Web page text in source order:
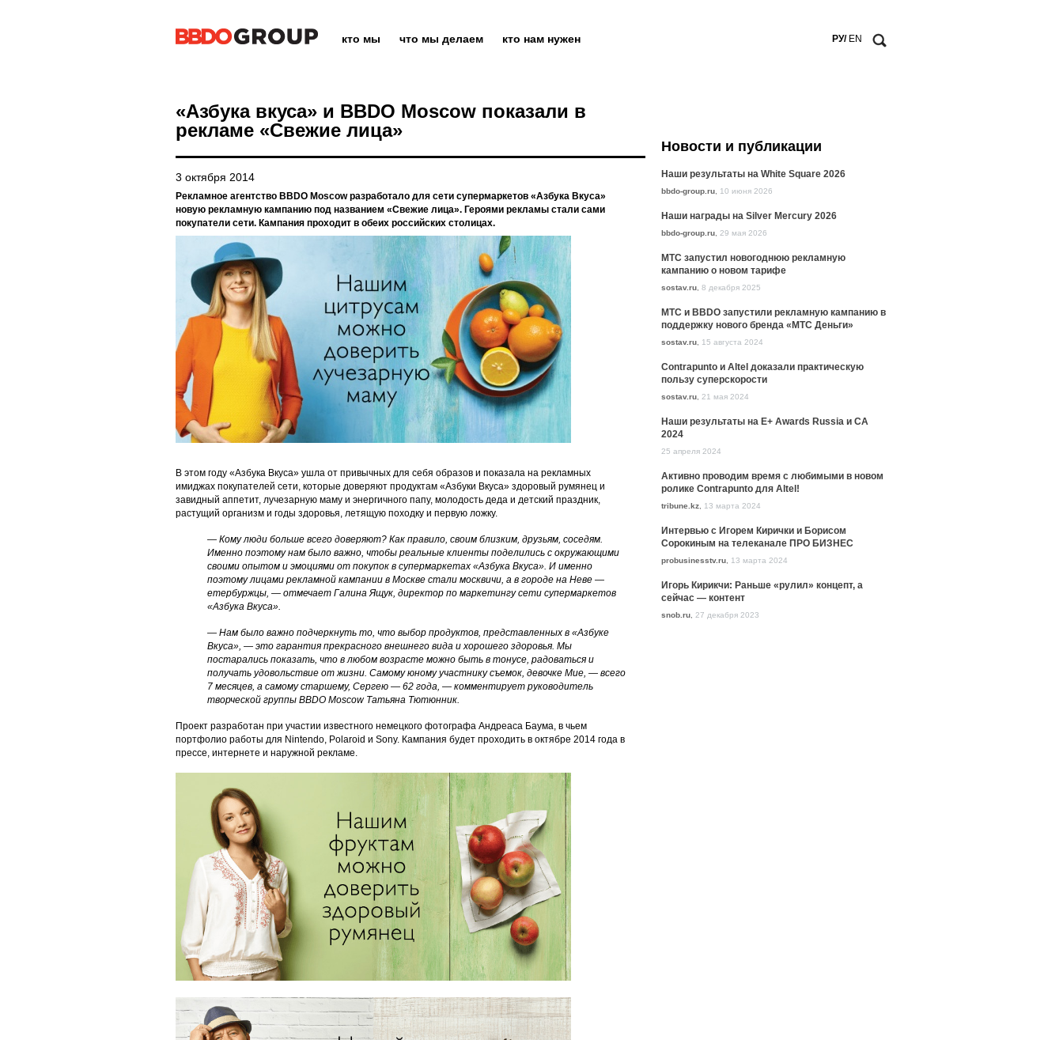
кто мы что мы делаем кто нам нужен РУ/ EN
«Азбука вкуса» и BBDO Moscow показали в
рекламе «Свежие лица»
3 октября 2014
Рекламное агентство BBDO Moscow разработало для сети супермаркетов «Азбука Вкуса»
новую рекламную кампанию под названием «Свежие лица». Героями рекламы стали сами
покупатели сети. Кампания проходит в обеих российских столицах.
В этом году «Азбука Вкуса» ушла от привычных для себя образов и показала на рекламных
имиджах покупателей сети, которые доверяют продуктам «Азбуки Вкуса» здоровый румянец и
завидный аппетит, лучезарную маму и энергичного папу, молодость деда и детский праздник,
растущий организм и годы здоровья, летящую походку и первую ложку.
— Кому люди больше всего доверяют? Как правило, своим близким, друзьям, соседям.
Именно поэтому нам было важно, чтобы реальные клиенты поделились с окружающими
своими опытом и эмоциями от покупок в супермаркетах «Азбука Вкуса». И именно
поэтому лицами рекламной кампании в Москве стали москвичи, а в городе на Неве —
етербуржцы, — отмечает Галина Ящук, директор по маркетингу сети супермаркетов
«Азбука Вкуса».
— Нам было важно подчеркнуть то, что выбор продуктов, представленных в «Азбуке
Вкуса», — это гарантия прекрасного внешнего вида и хорошего здоровья. Мы
постарались показать, что в любом возрасте можно быть в тонусе, радоваться и
получать удовольствие от жизни. Самому юному участнику съемок, девочке Мие, — всего
7 месяцев, а самому старшему, Сергею — 62 года, — комментирует руководитель
творческой группы BBDO Moscow Татьяна Тютюнник.
Проект разработан при участии известного немецкого фотографа Андреаса Баума, в чьем
портфолио работы для Nintendo, Polaroid и Sony. Кампания будет проходить в октябре 2014 года в
прессе, интернете и наружной рекламе.
Новости и публикации
Наши результаты на White Square 2026
bbdo-group.ru 10 июня 2026
Наши награды на Silver Mercury 2026
bbdo-group.ru 29 мая 2026
МТС запустил новогоднюю рекламную
кампанию о новом тарифе
sostav.ru 8 декабря 2025
МТС и BBDO запустили рекламную кампанию в
поддержку нового бренда «МТС Деньги»
sostav.ru 15 августа 2024
Contrapunto и Altel доказали практическую
пользу суперскорости
sostav.ru 21 мая 2024
Наши результаты на E+ Awards Russia и CA
2024
25 апреля 2024
Активно проводим время с любимыми в новом
ролике Contrapunto для Altel!
tribune.kz 13 марта 2024
Интервью с Игорем Кирички и Борисом
Сорокиным на телеканале ПРО БИЗНЕС
probusinesstv.ru 13 марта 2024
Игорь Кирикчи: Раньше «рулил» концепт, а
сейчас — контент
snob.ru 27 декабря 2023